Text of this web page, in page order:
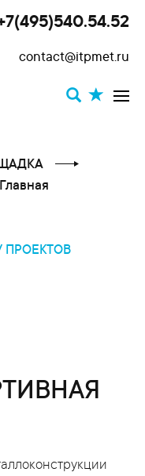
contact@itpmet.ru
Главная
ПРОЕКТОВ